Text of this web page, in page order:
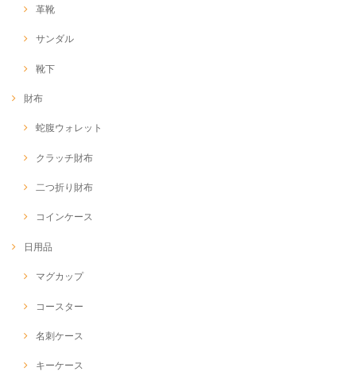
革靴
サンダル
靴下
財布
蛇腹ウォレット
クラッチ財布
二つ折り財布
コインケース
日用品
マグカップ
コースター
名刺ケース
キーケース